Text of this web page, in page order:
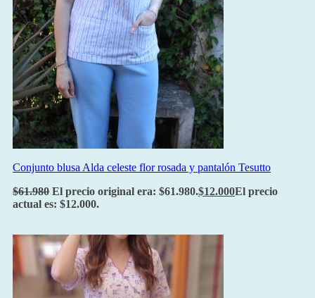
Conjunto blusa Alda celeste flor rosada y pantalón Tesutto
$61.980 El precio original era: $61.980.$12.000El precio
actual es: $12.000.